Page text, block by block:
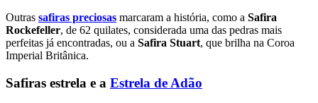
Outras safiras preciosas marcaram a história, como a Safira
Rockefeller, de 62 quilates, considerada uma das pedras mais
perfeitas já encontradas, ou a Safira Stuart, que brilha na Coroa
Imperial Britânica.
Safiras estrela e a Estrela de Adão